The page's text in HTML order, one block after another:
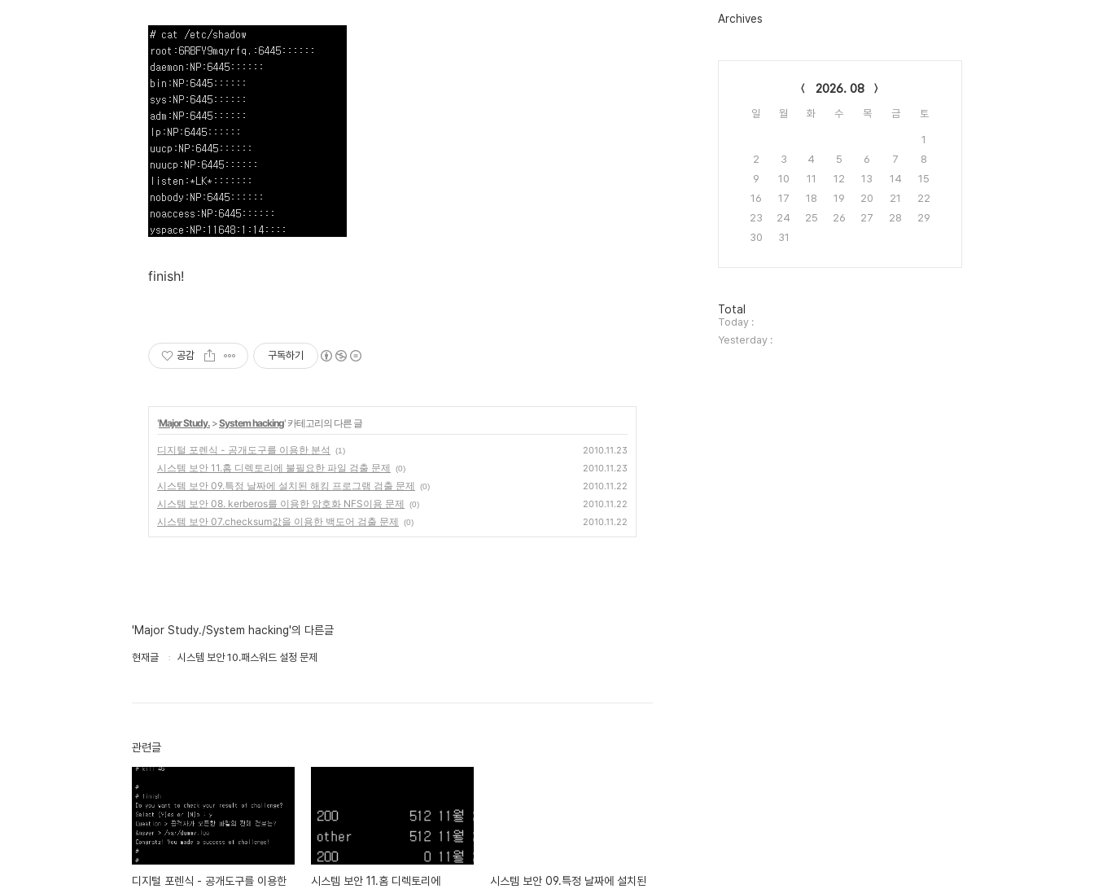
finish!
공감 구독하기
'Major Study. >System hacking' 카테고리의 다른 글
디지털 포렌식 - 공개도구를 이용한 분석 (1) 2010.11.23
시스템 보안 11.홈 디렉토리에 불필요한 파일 검출 문제 (0) 2010.11.23
시스템 보안 09.특정 날짜에 설치된 해킹 프로그램 검출 문제 (0) 2010.11.22
시스템 보안 08. kerberos를 이용한 암호화 NFS이용 문제 (0) 2010.11.22
시스템 보안 07.checksum값을 이용한 백도어 검출 문제 (0) 2010.11.22
'Major Study./System hacking'의 다른글
현재글 시스템 보안 10.패스워드 설정 문제
관련글
디지털 포렌식 - 공개도구를 이용한 시스템 보안 11.홈 디렉토리에 시스템 보안 09.특정 날짜에 설치된
그
Archives
2026. 08
일 월 화 수 목 금 토
1
2
3 4 5 6 7
8
9
10 11 12 13 14
15
16
17 18 19 20 21
22
23
24 25 26 27 28
29
30
31
방
문
자
수
Total
Today :
Yesterday :